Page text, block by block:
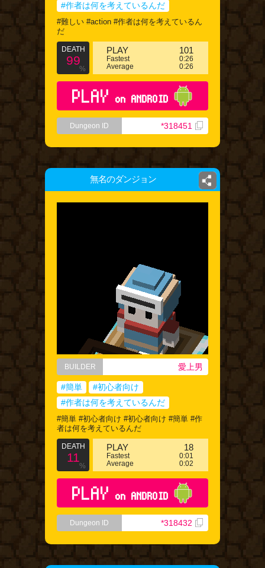
#作者は何を考えているんだ
#難しい #action #作者は何を考えているん
だ
DEATH
99
%
PLAY 101
Fastest
0:26
Average
0:26
PLAY on ANDROID
Dungeon ID *318451
無名のダンジョン
BUILDER 愛上男
#簡単
#初心者向け
#作者は何を考えているんだ
#簡単 #初心者向け #初心者向け #簡単 #作
者は何を考えているんだ
DEATH
11
%
PLAY 18
Fastest
0:01
Average
0:02
PLAY on ANDROID
Dungeon ID *318432